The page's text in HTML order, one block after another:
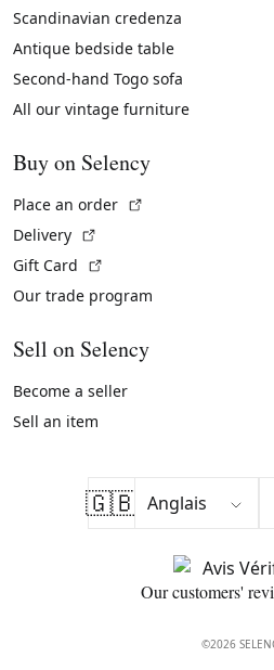
Scandinavian credenza
Antique bedside table
Second-hand Togo sofa
All our vintage furniture
Buy on Selency
Place an order
Delivery
Gift Card
Our trade program
Sell on Selency
Become a seller
Sell an item
🇬🇧
Our customers'
©2026